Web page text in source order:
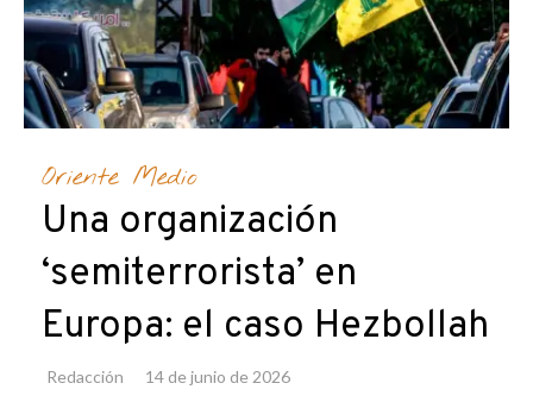
Oriente Medio
Una organización
‘semiterrorista’ en
Europa: el caso Hezbollah
Redacción 14 de junio de 2026